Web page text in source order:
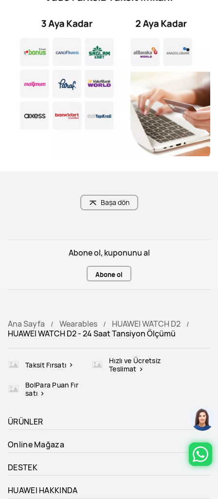
Başa dön
Abone ol, kuponunu al
Abone ol
Ana Sayfa Wearables
HUAWEI WATCH D2
HUAWEI WATCH D2 - 24 Saat Tansiyon Ölçümü
Taksit Fırsatı
Hızlı ve Ücretsiz
Teslimat
BolPara Puan Fır
satı
ÜRÜNLER
Online Mağaza
DESTEK
HUAWEI HAKKINDA